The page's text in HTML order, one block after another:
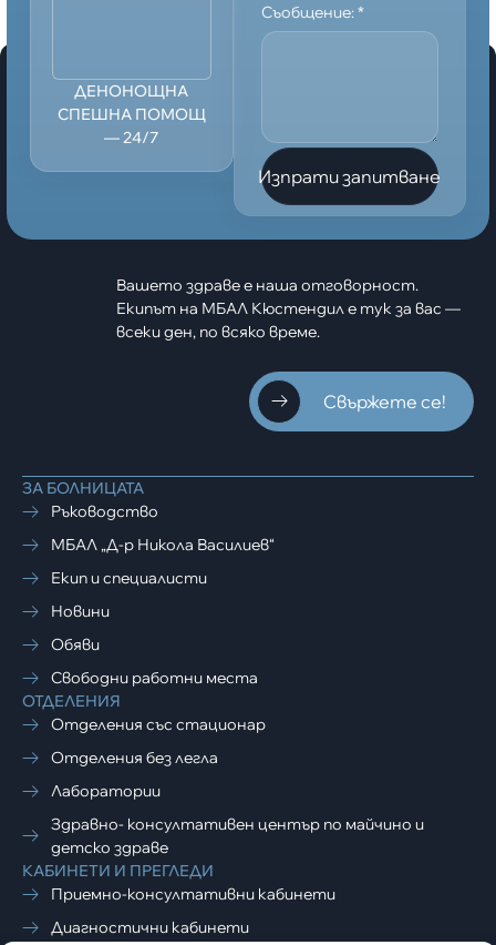
ДЕНОНОЩНА
СПЕШНА ПОМОЩ
— 24/7
Съобщение:*
Изпрати запитване
Вашето здраве е наша отговорност.
Екипът на МБАЛ Кюстендил е тук за вас —
всеки ден, по всяко време.
Свържете се!
ЗА БОЛНИЦАТА
Ръководство
МБАЛ „Д-р Никола Василиев“
Екип и специалисти
Новини
Обяви
Свободни работни места
ОТДЕЛЕНИЯ
Отделения със стационар
Отделения без легла
Лаборатории
Здравно- консултативен център по майчино и
детско здраве
КАБИНЕТИ И ПРЕГЛЕДИ
Приемно-консултативни кабинети
Диагностични кабинети